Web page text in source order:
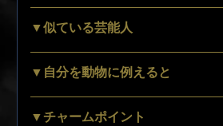
▼似ている芸能人
▼自分を動物に例えると
▼チャームポイント